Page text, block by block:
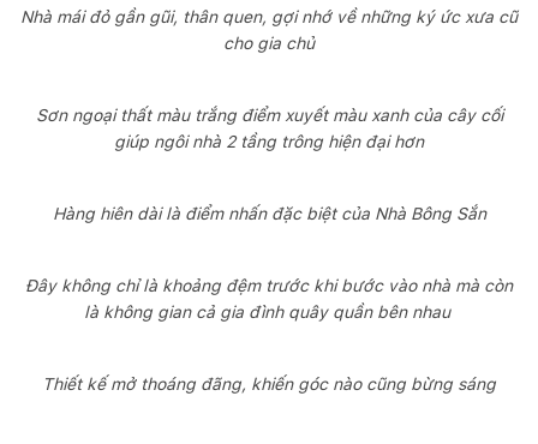
Nhà mái đỏ gần gũi, thân quen, gợi nhớ về những ký ức xưa cũ
cho gia chủ
Sơn ngoại thất màu trắng điểm xuyết màu xanh của cây cối
giúp ngôi nhà 2 tầng trông hiện đại hơn
Hàng hiên dài là điểm nhấn đặc biệt của Nhà Bông Sắn
Đây không chỉ là khoảng đệm trước khi bước vào nhà mà còn
là không gian cả gia đình quây quần bên nhau
Thiết kế mở thoáng đãng, khiến góc nào cũng bừng sáng